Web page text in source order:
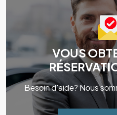
VOUS
Besoin d'aide? Nous